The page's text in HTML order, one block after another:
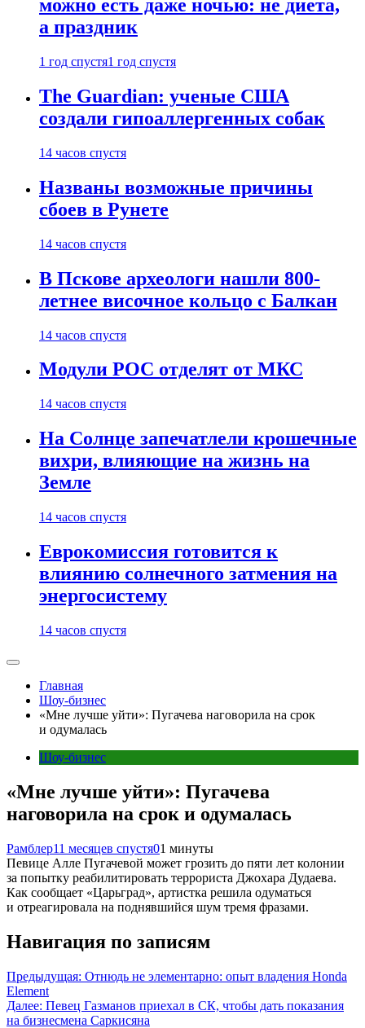
можно есть даже ночью: не диета,
а праздник
1 год спустя1 год спустя
The Guardian: ученые США
создали гипоаллергенных собак
14 часов спустя
Названы возможные причины
сбоев в Рунете
14 часов спустя
В Пскове археологи нашли 800-
летнее височное кольцо с Балкан
14 часов спустя
Модули РОС отделят от МКС
14 часов спустя
На Солнце запечатлели крошечные
вихри, влияющие на жизнь на
Земле
14 часов спустя
Еврокомиссия готовится к
влиянию солнечного затмения на
энергосистему
14 часов спустя
Главная
Шоу-бизнес
«Мне лучше уйти»: Пугачева наговорила на срок
и одумалась
Шоу-бизнес
«Мне лучше уйти»: Пугачева
наговорила на срок и одумалась
Рамблер11 месяцев спустя01 минуты
Певице Алле Пугачевой может грозить до пяти лет колонии
за попытку реабилитировать террориста Джохара Дудаева.
Как сообщает «Царьград», артистка решила одуматься
и отреагировала на поднявшийся шум тремя фразами.
Навигация по записям
Предыдущая: Отнюдь не элементарно: опыт владения Honda
Element
Далее: Певец Газманов приехал в СК, чтобы дать показания
на бизнесмена Саркисяна